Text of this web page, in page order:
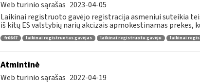
Web turinio sąrašas 2023-04-05
Laikinai registruoto gavėjo registracija asmeniui suteikia
iš kitų ES valstybių narių akcizais apmokestinamas prekes,
fr0647 laikinai registruotas gavėjas laikinai registruotu gavėju laikinai
Atmintinė
Web turinio sąrašas 2022-04-19